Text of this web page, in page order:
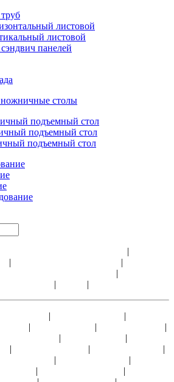
листовой
листовой
панелей
ножничные столы
подъемный стол
подъемный стол
подъемный стол
|
| |
|
| |
| |
| |
|
| |
| |
|
| |
| |